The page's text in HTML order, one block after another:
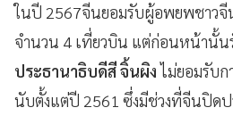
ในปี 2567จีนยอมรับผู้อพยพชาวจี
จำนวน 4 เที่ยวบิน แต่ก่อนหน้านั้น
ประธานาธิบดีสี จิ้นผิงไม่ยอมรับ
นับตั้งแต่ปี 2561 ซึ่งมีช่วงที่จีนปิด